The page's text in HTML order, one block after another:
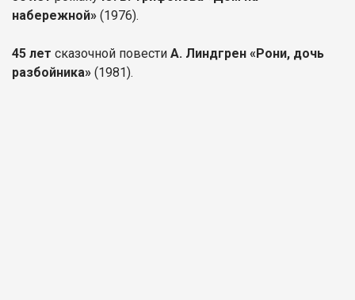
набережной» (1976).
45 лет сказочной повести А. Линдгрен «Рони, дочь
разбойника» (1981).